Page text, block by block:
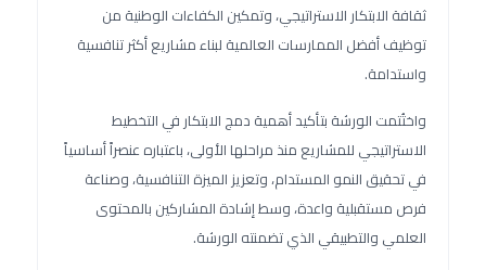
ثقافة الابتكار الاستراتيجي، وتمكين الكفاءات الوطنية من
توظيف أفضل الممارسات العالمية لبناء مشاريع أكثر تنافسية
واستدامة.
واختُتمت الورشة بتأكيد أهمية دمج الابتكار في التخطيط
الاستراتيجي للمشاريع منذ مراحلها الأولى، باعتباره عنصراً أساسياً
في تحقيق النمو المستدام، وتعزيز الميزة التنافسية، وصناعة
فرص مستقبلية واعدة، وسط إشادة المشاركين بالمحتوى
العلمي والتطبيقي الذي تضمنته الورشة.